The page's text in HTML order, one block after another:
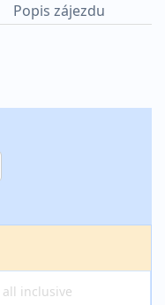
Popis zájezdu
all inclusive